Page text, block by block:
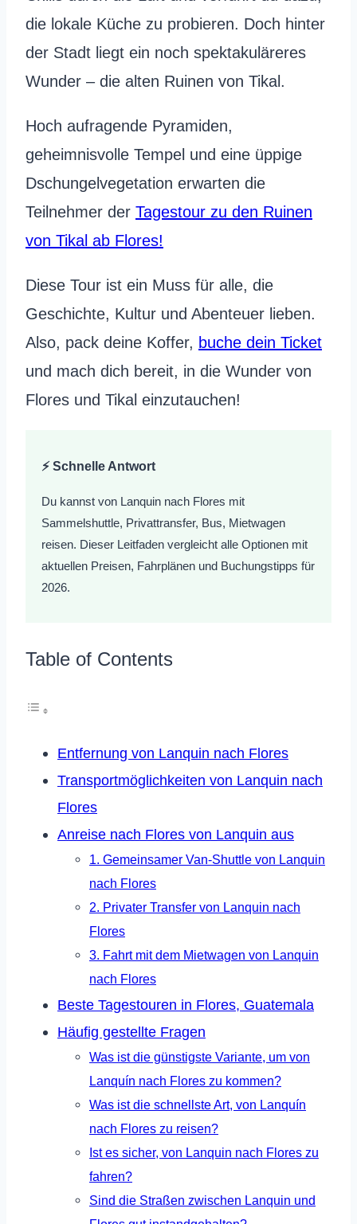
die lokale Küche zu probieren. Doch hinter
der Stadt liegt ein noch spektakuläreres
Wunder – die alten Ruinen von Tikal.
Hoch aufragende Pyramiden,
geheimnisvolle Tempel und eine üppige
Dschungelvegetation erwarten die
Teilnehmer der Tagestour zu den Ruinen
von Tikal ab Flores!
Diese Tour ist ein Muss für alle, die
Geschichte, Kultur und Abenteuer lieben.
Also, pack deine Koffer, buche dein Ticket
und mach dich bereit, in die Wunder von
Flores und Tikal einzutauchen!
⚡ Schnelle Antwort
Du kannst von Lanquin nach Flores mit
Sammelshuttle, Privattransfer, Bus, Mietwagen
reisen. Dieser Leitfaden vergleicht alle Optionen mit
aktuellen Preisen, Fahrplänen und Buchungstipps für
2026.
Table of Contents
Entfernung von Lanquin nach Flores
Transportmöglichkeiten von Lanquin nach
Flores
Anreise nach Flores von Lanquin aus
1. Gemeinsamer Van-Shuttle von Lanquin
nach Flores
2. Privater Transfer von Lanquin nach
Flores
3. Fahrt mit dem Mietwagen von Lanquin
nach Flores
Beste Tagestouren in Flores, Guatemala
Häufig gestellte Fragen
Was ist die günstigste Variante, um von
Lanquín nach Flores zu kommen?
Was ist die schnellste Art, von Lanquín
nach Flores zu reisen?
Ist es sicher, von Lanquin nach Flores zu
fahren?
Sind die Straßen zwischen Lanquin und